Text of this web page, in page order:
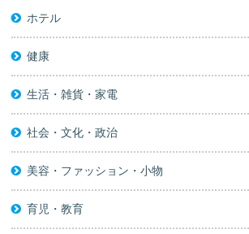
ホテル
健康
生活・雑貨・家電
社会・文化・政治
美容・ファッション・小物
育児・教育